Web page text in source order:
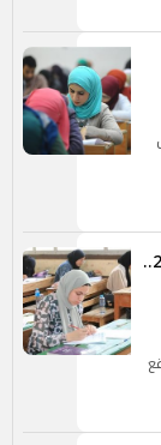
آخر موعد لتسليم استمارة الثانوية العامة 2024..
عبر موقع